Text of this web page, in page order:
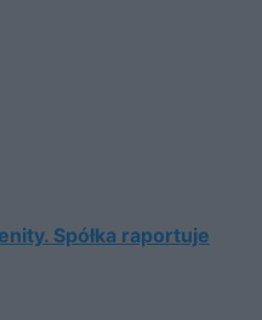
Spółka raportuje